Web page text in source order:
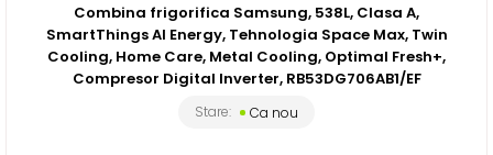
Combina frigorifica Samsung, 538L, Clasa A,
SmartThings AI Energy, Tehnologia Space Max, Twin
Cooling, Home Care, Metal Cooling, Optimal Fresh+,
Compresor Digital Inverter, RB53DG706AB1/EF
Stare: Ca nou